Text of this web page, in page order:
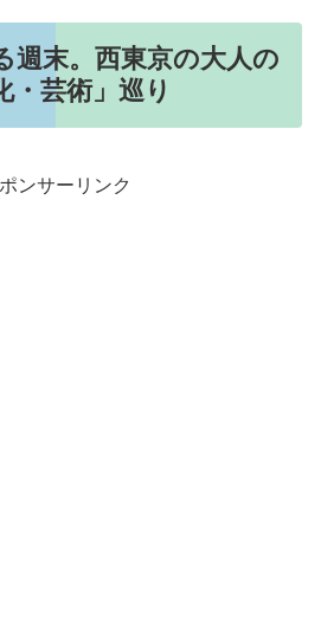
週末。西東京の大人の
・芸術」巡り
ンサーリンク